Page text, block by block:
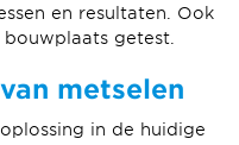
en resultaten. Ook
getest.
metselen
in de huidige